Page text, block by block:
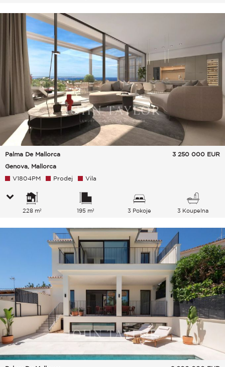
Palma De Mallorca
Genova, Mallorca
3 250 000 EUR
V1804PM Prodej Vila
228 m² 195 m² 3 Pokoje 3 Koupelna